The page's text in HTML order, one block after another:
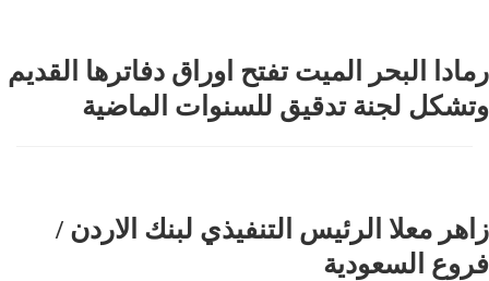
رمادا البحر الميت تفتح اوراق دفاترها القديم
وتشكل لجنة تدقيق للسنوات الماضية
زاهر معلا الرئيس التنفيذي لبنك الاردن /
فروع السعودية